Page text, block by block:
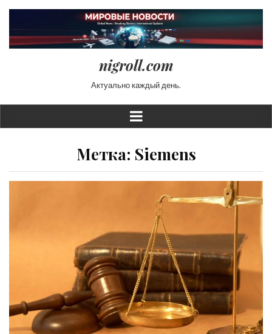
nigroll.com
Актуально каждый день.
Метка: Siemens